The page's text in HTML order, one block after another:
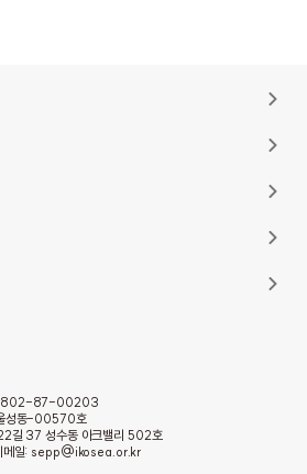
: 802-87-00203
성동-00570호
길 37 성수동 아크밸리 502호
메일: sepp@ikosea.or.kr